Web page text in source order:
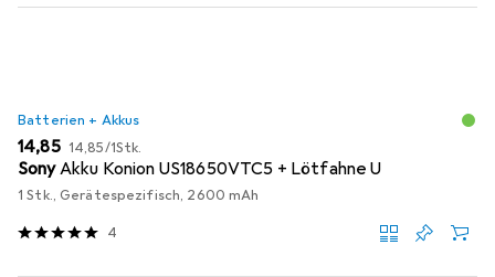
Batterien + Akkus
EUR
14,85 EUR
14,85/1Stk.
SonyAkku Konion US18650VTC5 + Lötfahne U
1 Stk., Gerätespezifisch, 2600 mAh
4